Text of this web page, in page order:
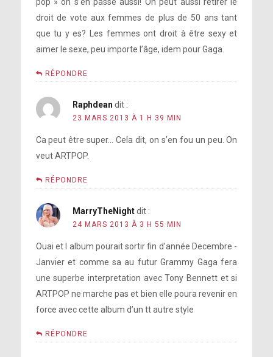
droit de vote aux femmes de plus de 50 ans tant
que tu y es? Les femmes ont droit à être sexy et
aimer le sexe, peu importe l’âge, idem pour Gaga.
RÉPONDRE
Raphdean dit :
23 MARS 2013 À 1 H 39 MIN
Ca peut être super… Cela dit, on s’en fou un peu. On
veut ARTPOP.
RÉPONDRE
MarryTheNight dit :
24 MARS 2013 À 3 H 55 MIN
Ouai et l album pourait sortir fin d’année Decembre -
Janvier et comme sa au futur Grammy Gaga fera
une superbe interpretation avec Tony Bennett et si
ARTPOP ne marche pas et bien elle poura revenir en
force avec cette album d’un tt autre style
RÉPONDRE